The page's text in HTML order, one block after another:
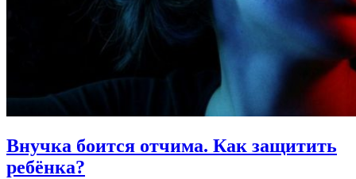
Внучка боится отчима. Как защитить
ребёнка?